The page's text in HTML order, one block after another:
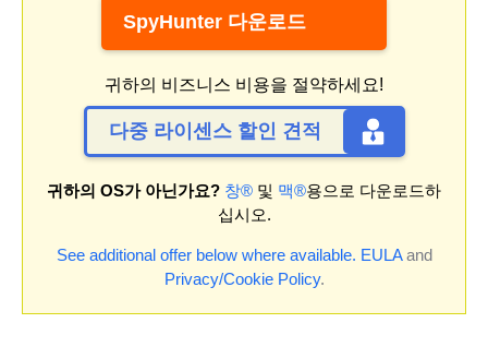
SpyHunter 다운로드
귀하의 비즈니스 비용을 절약하세요!
다중 라이센스 할인 견적
귀하의 OS가 아닌가요? 창® 및 맥®용으로 다운로드하
십시오.
See additional offer below where available. EULAand
Privacy/Cookie Policy.